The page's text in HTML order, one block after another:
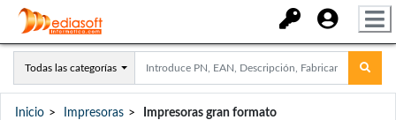
Todas las categorías
Inicio Impresoras Impresoras gran formato